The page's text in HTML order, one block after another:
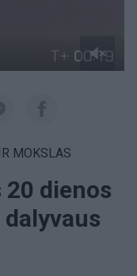
MOKSLAS
20 dienos